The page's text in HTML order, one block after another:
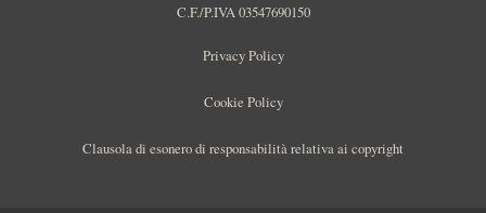
C.F./P.IVA 03547690150
Privacy Policy
Cookie Policy
Clausola di esonero di responsabilità relativa ai copyright